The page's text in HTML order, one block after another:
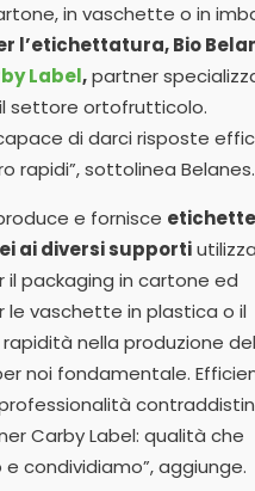
in vaschette o in
l’etichettatura, Bio
Label,partner
settore ortofrutticolo.
di darci risposte
rapidi”, sottolinea Belanes.
e fornisce
ai diversi supporti
packaging in cartone ed
vaschette in plastica o il
rapidità nella produzione
noi fondamentale.
Carby Label: qualità che
condividiamo”, aggiunge.